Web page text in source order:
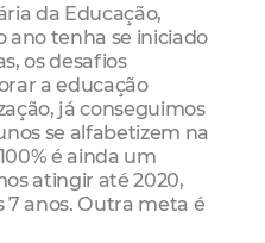
da Educação,
ano tenha se iniciado
os desafios
a educação
já conseguimos
se alfabetizem na
é ainda um
atingir até 2020,
7 anos. Outra meta é